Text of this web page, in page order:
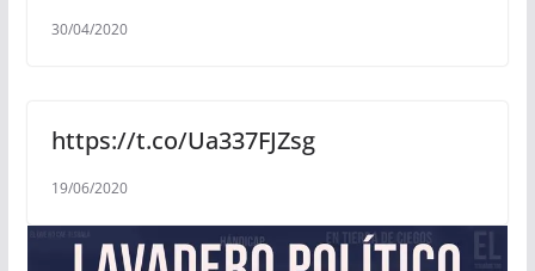
30/04/2020
https://t.co/Ua337FJZsg
19/06/2020